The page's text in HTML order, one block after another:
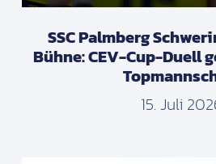
SSC Palmberg
Bühne: CEV-Cup-Duell
15. Juli